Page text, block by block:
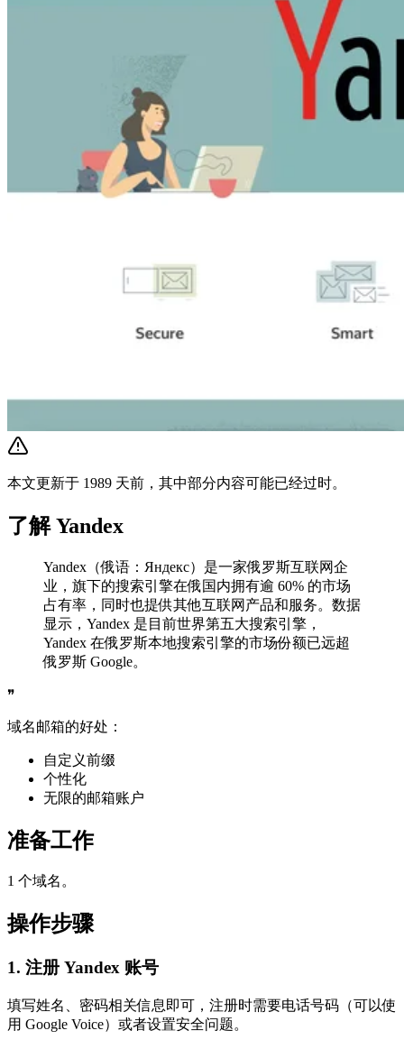
本文更新于 1989 天前，其中部分内容可能已经过时。
了解 Yandex
Yandex（俄语：Яндекс）是一家俄罗斯互联网企
业，旗下的搜索引擎在俄国内拥有逾 60% 的市场
占有率，同时也提供其他互联网产品和服务。数据
显示，Yandex 是目前世界第五大搜索引擎，
Yandex 在俄罗斯本地搜索引擎的市场份额已远超
俄罗斯 Google。
❞
域名邮箱的好处：
自定义前缀
个性化
无限的邮箱账户
准备工作
1 个域名。
操作步骤
1. 注册 Yandex 账号
填写姓名、密码相关信息即可，注册时需要电话号码（可以使
用 Google Voice）或者设置安全问题。